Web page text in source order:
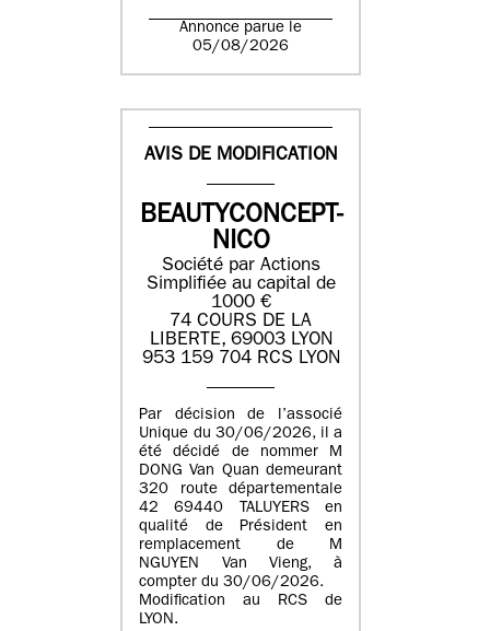
Annonce parue le
05/08/2026
AVIS DE MODIFICATION
BEAUTYCONCEPT-
NICO
Société par Actions
Simplifiée au capital de
1000 €
74 COURS DE LA
LIBERTE, 69003 LYON
953 159 704 RCS LYON
Par décision de l’associé
Unique du 30/06/2026, il a
été décidé de nommer M
DONG Van Quan demeurant
320 route départementale
42 69440 TALUYERS en
qualité de Président en
remplacement de M
NGUYEN Van Vieng, à
compter du 30/06/2026.
Modification au RCS de
LYON.